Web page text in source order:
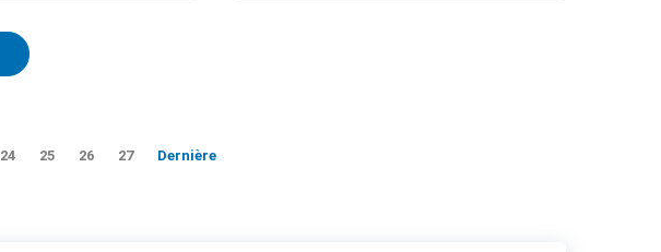
24 25 26 27 Dernière